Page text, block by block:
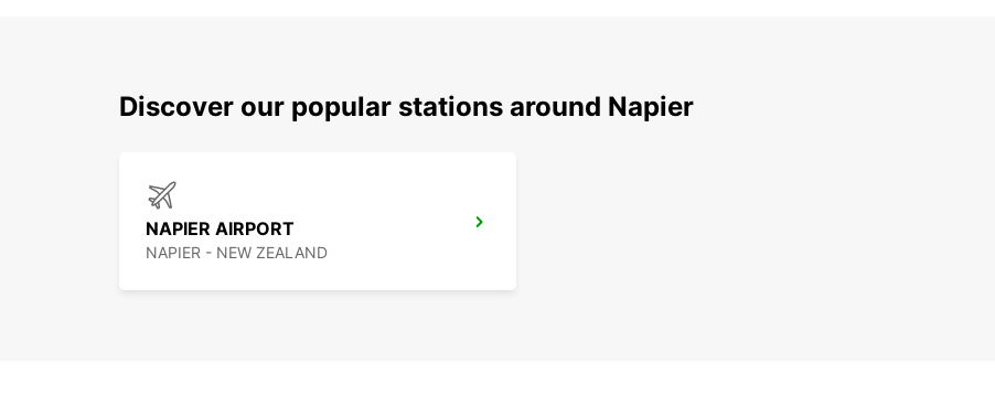
Discover our popular stations around Napier
NAPIER AIRPORT
NAPIER - NEW ZEALAND